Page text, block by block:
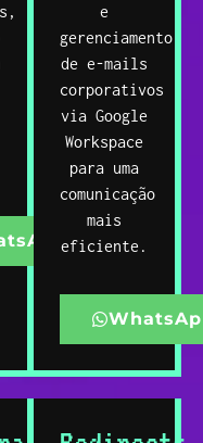
e
gerenciamento
de e-mails
corporativos
via Google
Workspace
para uma
comunicação
mais
eficiente.